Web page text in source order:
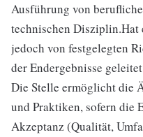
Ausführung von
technischen Disziplin.Hat
jedoch von festgelegten
der Endergebnisse
Die Stelle ermöglicht die
und Praktiken, sofern die
Akzeptanz (Qualität,